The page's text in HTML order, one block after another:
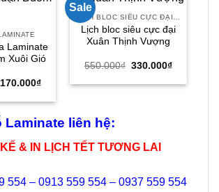
Laminate
Xuôi Gió
Giá
là:
170.000₫Giá
tại
170.000₫.
Sale
LỊCH BLOC SIÊU CỰC ĐẠI 30X40
Lịch bloc siêu cực đại
Xuân Thịnh Vượng
550.000₫ Giá
là:
330.000₫Giá
tại
Laminate liên hệ:
& IN LỊCH TẾT TƯƠNG LAI
554 – 0913 559 554 – 0937 559 554